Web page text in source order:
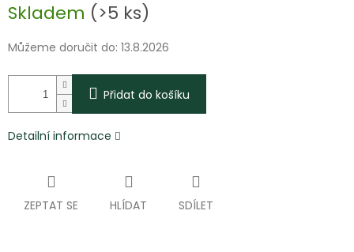
cena:
Skladem (>5 ks)
Můžeme doručit do: 13.8.2026
Přidat do košíku
Detailní informace
ZEPTAT SE HLÍDAT SDÍLET